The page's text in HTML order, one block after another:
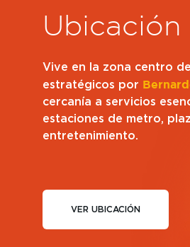
Vive en la zona centro de
estratégicos por
cercanía a servicios
estaciones de metro,
entretenimiento.
VER UBICACIÓN